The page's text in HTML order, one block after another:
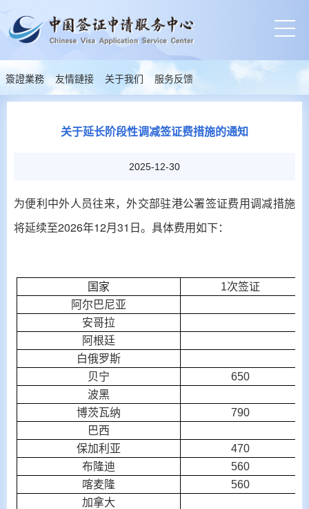
簽證業務 友情鏈接 关于我们 服务反馈
关于延长阶段性调减签证费措施的通知
2025-12-30
为便利中外人员往来，外交部驻港公署签证费用调减措施
将延续至2026年12月31 日。具体费用如下：
国家 1次签证
阿尔巴尼亚
安哥拉
阿根廷
白俄罗斯
贝宁
650
波黑
博茨瓦纳
790
巴西
保加利亚
470
布隆迪
560
喀麦隆
560
加拿大